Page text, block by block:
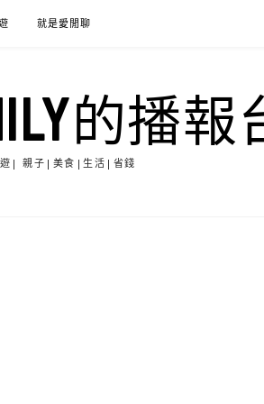
就是愛閒聊
的播報
| 親子|美食|生活|省錢